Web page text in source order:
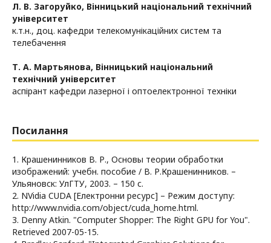
Л. В. Загоруйко, Вінницький національний технічний
університет
к.т.н., доц. кафедри телекомунікаційних систем та
телебачення
Т. А. Мартьянова, Вінницький національний
технічний університет
аспірант кафедри лазерної і оптоелектронної техніки
Посилання
1. Крашенинников В. Р., Основы теории обработки
изображений: учебн. пособие / В. Р.Крашенинников. –
Ульяновск: УлГТУ, 2003. – 150 с.
2. NVidia CUDA [Електронни ресурс] – Режим доступу:
http://www.nvidia.com/object/cuda_home.html.
3. Denny Atkin. "Computer Shopper: The Right GPU for You".
Retrieved 2007-05-15.